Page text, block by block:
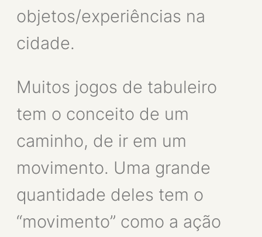
objetos/experiências na
cidade.
Muitos jogos de tabuleiro
tem o conceito de um
caminho, de ir em um
movimento. Uma grande
quantidade deles tem o
“movimento” como a ação